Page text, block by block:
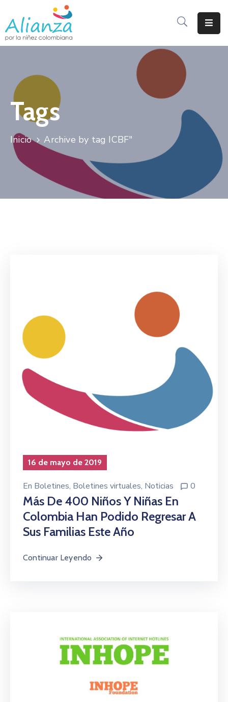
Inicio
Alianza
Documentos
Sé
Parte
Tags
Inicio Archive by tag ICBF"
16 de mayo de 2019
En Boletines‚ Boletines virtuales‚ Noticias 0
Más De 400 Niños Y Niñas En
Colombia Han Podido Regresar A
Sus Familias Este Año
Continuar Leyendo